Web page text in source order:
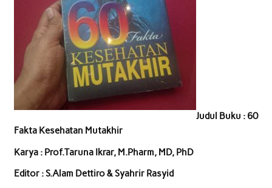
Judul Buku : 60
Fakta Kesehatan Mutakhir
Karya : Prof.Taruna Ikrar, M.Pharm, MD, PhD
Editor : S.Alam Dettiro & Syahrir Rasyid